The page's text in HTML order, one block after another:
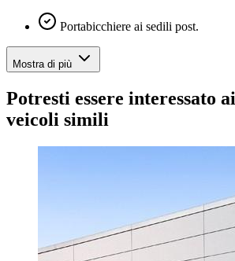
Portabicchiere ai sedili post.
Mostra di più
Potresti essere interessato
veicoli simili